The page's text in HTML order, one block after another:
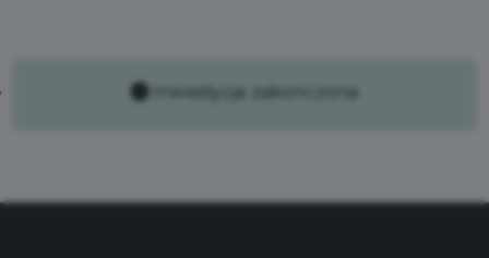
Inwestycja zakończona